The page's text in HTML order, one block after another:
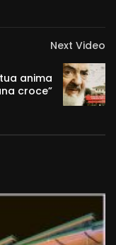
Next Video
anima
croce”